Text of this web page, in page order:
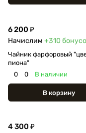
6 200 ₽
Начислим +310
Чайник фарфоровый
пиона"
0
0 В наличии
В корзину
4 300 ₽